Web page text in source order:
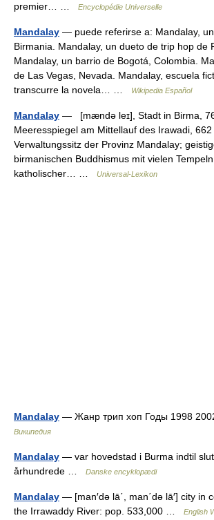
premier… …
Encyclopédie Universelle
Mandalay — puede referirse a: Mandalay,
Birmania. Mandalay, un dueto de trip hop de
Mandalay, un barrio de Bogotá, Colombia.
de Las Vegas, Nevada. Mandalay, escuela
transcurre la novela… …
Wikipedia Español
Mandalay — [mændə leɪ], Stadt in Birma,
Meeresspiegel am Mittellauf des Irawadi,
Verwaltungssitz der Provinz Mandalay;
birmanischen Buddhismus mit vielen
katholischer… …
Universal-Lexikon
Mandalay — Жанр трип хоп Годы 1998
Википедия
Mandalay — var hovedstad i Burma indtil
århundrede …
Danske encyklopædi
Mandalay — [man′də lā΄, man΄də lā′] city in
the Irrawaddy River: pop. 533,000 …
English